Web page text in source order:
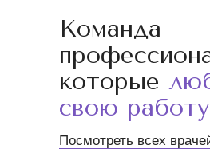
Команда
которые
свою работу
Посмотреть всех